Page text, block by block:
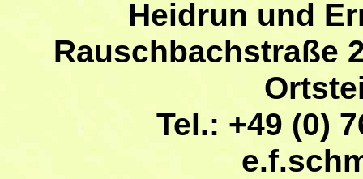
Heidrun und
Rauschbachstraße
Tel.: +49 (0)